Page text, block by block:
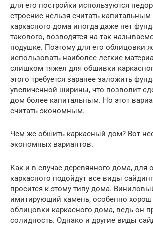
для его постройки используются
строение нельзя считать капитальным
каркасного дома иногда даже нет
такового, возводятся на так
подушке. Поэтому для его облицовки
использовать наиболее легкие
слишком тяжел для обшивки
этого требуется заранее заложить
увеличенной ширины, что позволит
дом более капитальным. Но этот
считать экономным.
Чем же обшить каркасный дом? Вот
экономных вариантов.
Как и в случае деревянного дома, для
каркасного подойдут все виды
просится к этому типу дома.
имитирующий камень, особенно хорош
облицовки каркасного дома, ведь он
солидность. Однако и другие виды